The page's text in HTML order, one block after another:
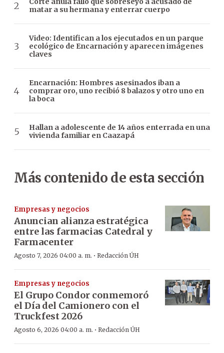
matar a su hermana y enterrar cuerpo
Video: Identifican a los ejecutados en un parque
ecológico de Encarnación y aparecen imágenes
claves
Encarnación: Hombres asesinados iban a
comprar oro, uno recibió 8 balazos y otro uno en
la boca
Hallan a adolescente de 14 años enterrada en una
vivienda familiar en Caazapá
Más contenido de esta sección
Empresas y negocios
Anuncian alianza estratégica
entre las farmacias Catedral y
Farmacenter
Agosto 7, 2026 04:00 a. m. · Redacción ÚH
Empresas y negocios
El Grupo Condor conmemoró
el Día del Camionero con el
Truckfest 2026
Agosto 6, 2026 04:00 a. m. · Redacción ÚH